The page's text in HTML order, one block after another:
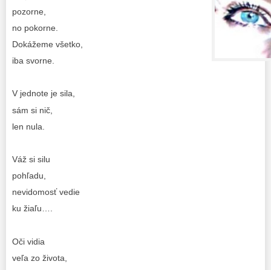
pozorne,
no pokorne.
Dokážeme všetko,
iba svorne.
V jednote je sila,
sám si nič,
len nula.
Váž si silu
pohľadu,
nevidomosť vedie
ku žiaľu….
Oči vidia
veľa zo života,